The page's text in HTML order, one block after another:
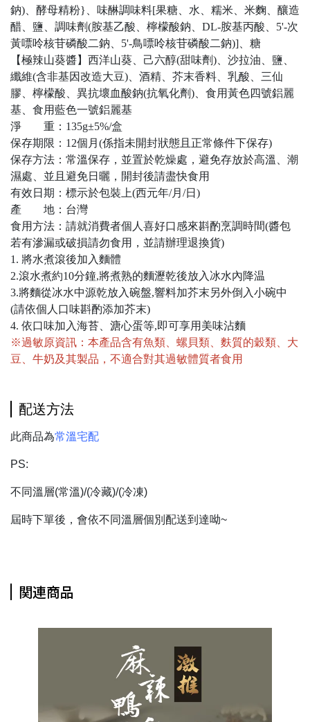
鈉)、酵母精粉}、味醂調味料[果糖、水、糯米、米麴、釀造
醋、鹽、調味劑(胺基乙酸、檸檬酸鈉、DL-胺基丙酸、5'-次
黃嘌呤核苷磷酸二鈉、5'-鳥嘌呤核苷磷酸二鈉)]、糖
【極辣山葵醬】西洋山葵、己六醇(甜味劑)、沙拉油、鹽、
纖維(含非基因改造大豆)、酒精、芥末香料、乳酸、三仙
膠、檸檬酸、異抗壞血酸鈉(抗氧化劑)、食用黃色四號鋁麗
基、食用藍色一號鋁麗基
淨 重：135g±5%/盒
保存期限：12個月(係指未開封狀態且正常條件下保存)
保存方法：常溫保存，並置於乾燥處，避免存放於高溫、潮
濕處、並且避免日曬，開封後請盡快食用
有效日期：標示於包裝上(西元年/月/日)
產 地：台灣
食用方法：請就消費者個人喜好口感來斟酌烹調時間(醬包
若有滲漏或破損請勿食用，並請辦理退換貨)
1. 將水煮滾後加入麵體
2.滾水煮約10分鐘,將煮熟的麵瀝乾後放入冰水內降温
3.將麵從冰水中源乾放入碗盤,響料加芥末另外倒入小碗中
(請依個人口味斟酌添加芥末)
4. 依口味加入海苔、溏心蛋等,即可享用美味沾麵
※過敏原資訊：本產品含有魚類、螺貝類、麩質的穀類、大
豆、牛奶及其製品，不適合對其過敏體質者食用
配送方法
此商品為常溫宅配
PS:
不同溫層(常溫)/(冷藏)/(冷凍)
屆時下單後，會依不同溫層個別配送到達呦~
関連商品